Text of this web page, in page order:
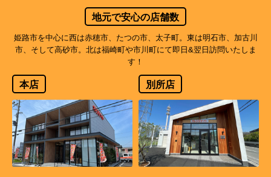
地元で安心の店舗数
姫路市を中心に西は赤穂市、たつの市、太子町。東は明石市、加古川
市、そして高砂市。北は福崎町や市川町にて即日&翌日訪問いたしま
す！
本店 別所店